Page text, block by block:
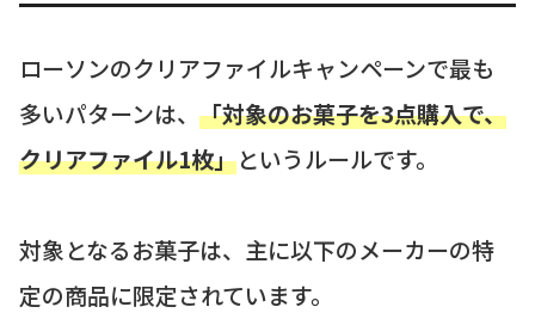
ローソンのクリアファイルキャンペーンで最も
多いパターンは、 「対象のお菓子を3点購入で、
クリアファイル1枚」というルールです。
対象となるお菓子は、主に以下のメーカーの特
定の商品に限定されています。